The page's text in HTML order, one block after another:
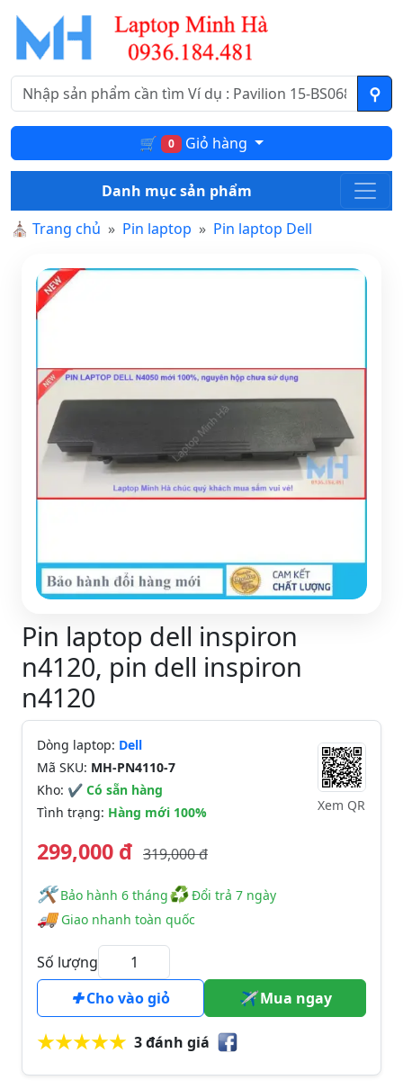
🛒 0 Giỏ hàng
Danh mục sản phẩm
⛪ Trang chủ Pin laptop Pin laptop Dell
Pin laptop dell inspiron
n4120, pin dell inspiron
n4120
Dòng laptop: Dell
Mã SKU: MH-PN4110-7
Kho: ✔ Có sẵn hàng
Tình trạng: Hàng mới 100% Xem QR
299,000 đ 319,000 đ
🛠️️ Bảo hành 6 tháng♻Đổi trả 7 ngày
🚚Giao nhanh toàn quốc
Số lượng
Cho vào giỏ
Mua ngay
3 đánh giá